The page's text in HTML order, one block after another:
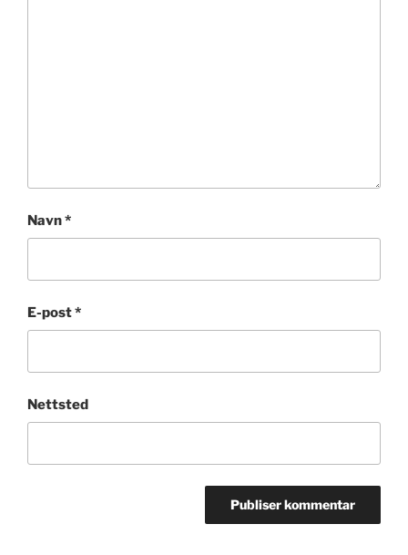
Navn*
E-post*
Nettsted